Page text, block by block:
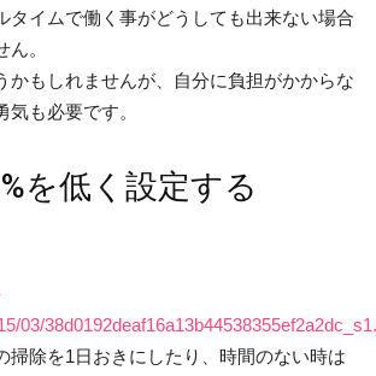
タイムで働く事がどうしても出来ない場合
。
かもしれませんが、自分に負担がかからな
も必要です。
を低く設定する
03/
掃除を1日おきにしたり、時間のない時は